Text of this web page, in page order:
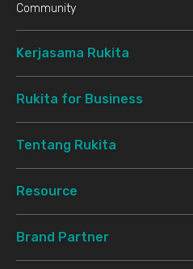
Community
Kerjasama Rukita
Rukita for Business
Tentang Rukita
Resource
Brand Partner